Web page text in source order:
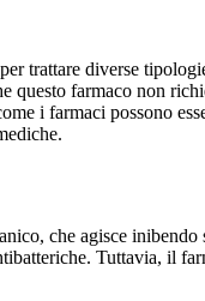
trattare diverse
questo farmaco non
i farmaci possono
che agisce
Tuttavia, il